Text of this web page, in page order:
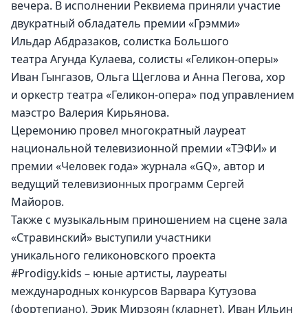
вечера. В исполнении Реквиема приняли участие
двукратный обладатель премии «Грэмми»
Ильдар Абдразаков, солистка Большого
театра Агунда Кулаева, солисты «Геликон-оперы»
Иван Гынгазов, Ольга Щеглова и Анна Пегова, хор
и оркестр театра «Геликон-опера» под управлением
маэстро Валерия Кирьянова.
Церемонию провел многократный лауреат
национальной телевизионной премии «ТЭФИ» и
премии «Человек года» журнала «GQ», автор и
ведущий телевизионных программ Сергей
Майоров.
Также с музыкальным приношением на сцене зала
«Стравинский» выступили участники
уникального геликоновского проекта
#Prodigy.kids – юные артисты, лауреаты
международных конкурсов Варвара Кутузова
(фортепиано), Эрик Мирзоян (кларнет), Иван Ильин